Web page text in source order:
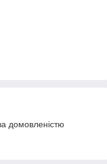
домовленістю